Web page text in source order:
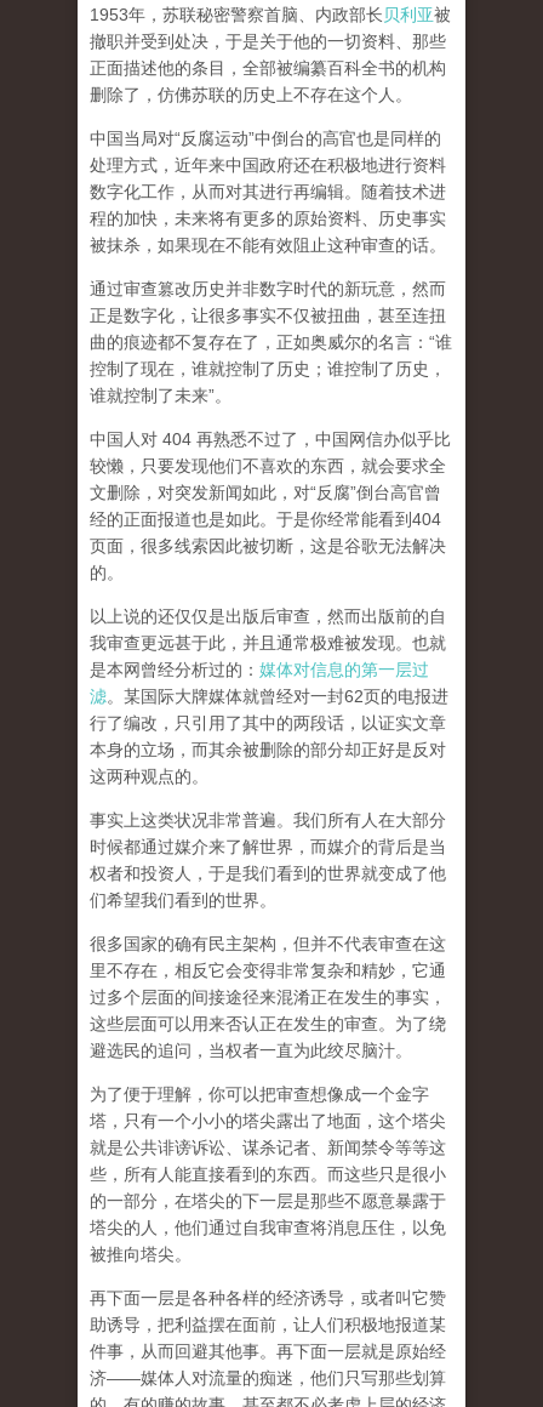
1953年，苏联秘密警察首脑、内政部长贝利亚被
撤职并受到处决，于是关于他的一切资料、那些
正面描述他的条目，全部被编纂百科全书的机构
删除了，仿佛苏联的历史上不存在这个人。
中国当局对“反腐运动”中倒台的高官也是同样的
处理方式，近年来中国政府还在积极地进行资料
数字化工作，从而对其进行再编辑。随着技术进
程的加快，未来将有更多的原始资料、历史事实
被抹杀，如果现在不能有效阻止这种审查的话。
通过审查篡改历史并非数字时代的新玩意，然而
正是数字化，让很多事实不仅被扭曲，甚至连扭
曲的痕迹都不复存在了，正如奥威尔的名言：“谁
控制了现在，谁就控制了历史；谁控制了历史，
谁就控制了未来”。
中国人对 404 再熟悉不过了，中国网信办似乎比
较懒，只要发现他们不喜欢的东西，就会要求全
文删除，对突发新闻如此，对“反腐”倒台高官曾
经的正面报道也是如此。于是你经常能看到404
页面， 很多线索因此被切断，这是谷歌无法解决
的。
以上说的还仅仅是出版后审查，然而出版前的自
我审查更远甚于此，并且通常极难被发现。 也就
是本网曾经分析过的： 媒体对信息的第一层过
滤。某国际大牌媒体就曾经对一封62页的电报进
行了编改，只引用了其中的两段话，以证实文章
本身的立场，而其余被删除的部分却正好是反对
这两种观点的。
事实上这类状况非常普遍。我们所有人在大部分
时候都通过媒介来了解世界，而媒介的背后是当
权者和投资人，于是我们看到的世界就变成了他
们希望我们看到的世界。
很多国家的确有民主架构，但并不代表审查在这
里不存在，相反它会变得非常复杂和精妙，它通
过多个层面的间接途径来混淆正在发生的事实，
这些层面可以用来否认正在发生的审查。为了绕
避选民的追问，当权者一直为此绞尽脑汁。
为了便于理解，你可以把审查想像成一个金字
塔，只有一个小小的塔尖露出了地面，这个塔尖
就是公共诽谤诉讼、谋杀记者、新闻禁令等等这
些，所有人能直接看到的东西。而这些只是很小
的一部分，在塔尖的下一层是那些不愿意暴露于
塔尖的人，他们通过自我审查将消息压住，以免
被推向塔尖。
再下面一层是各种各样的经济诱导，或者叫它赞
助诱导，把利益摆在面前，让人们积极地报道某
件事，从而回避其他事。再下面一层就是原始经
济——媒体人对流量的痴迷，他们只写那些划算